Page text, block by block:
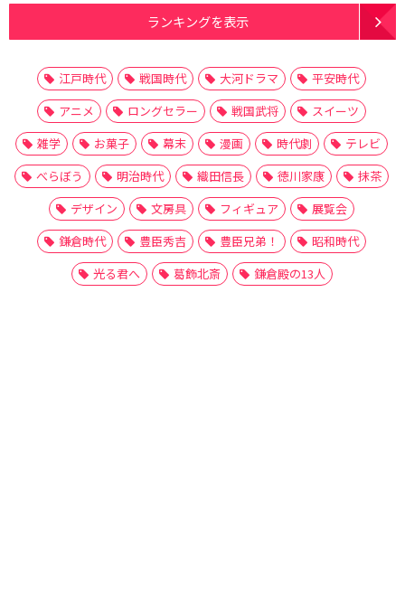
ランキングを表示
江戸時代 戦国時代 大河ドラマ
平安時代
アニメ
ロングセラー 戦国武将
スイーツ
雑学
お菓子 幕末 漫画 時代劇
テレビ
べらぼう
明治時代 織田信長 徳川家康
抹茶
デザイン
文房具 フィギュア
展覧会
鎌倉時代
豊臣秀吉 豊臣兄弟！
昭和時代
光る君へ
葛飾北斎 鎌倉殿の13人